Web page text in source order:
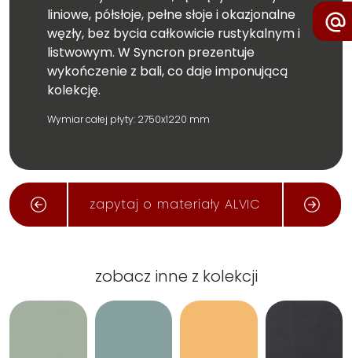
liniowe, półsłoje, pełne słoje i okazjonalne
węzły, bez bycia całkowicie rustykalnym i
listwowym. W Syncron prezentuje
wykończenie z bali, co daje imponującą
kolekcję.
Wymiar całej płyty: 2750x1220 mm
zapytaj o materiały ALVIC
zobacz inne z kolekcji